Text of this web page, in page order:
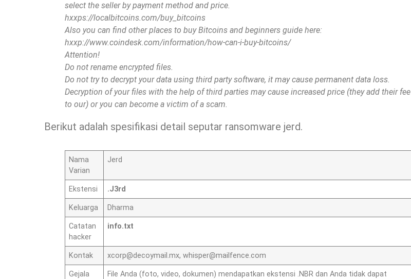
select the seller by payment method and price.
hxxps://localbitcoins.com/buy_bitcoins
Also you can find other places to buy Bitcoins and beginners guide here:
hxxp://www.coindesk.com/information/how-can-i-buy-bitcoins/
Attention!
Do not rename encrypted files.
Do not try to decrypt your data using third party software, it may cause permanent data loss.
Decryption of your files with the help of third parties may cause increased price (they add their fee
to our) or you can become a victim of a scam.
Berikut adalah spesifikasi detail seputar ransomware jerd.
Nama
Varian
Jerd
Ekstensi .J3rd
Keluarga Dharma
Catatan
hacker
info.txt
Kontak xcorp@decoymail.mx,whisper@mailfence.com
Gejala
File Anda (foto, video, dokumen) mendapatkan ekstensi .NBR dan Anda tidak dapat